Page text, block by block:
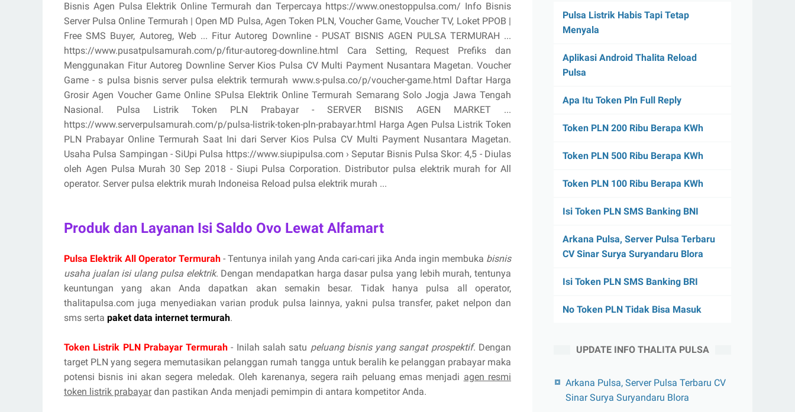
Bisnis Agen Pulsa Elektrik Online Termurah dan Terpercaya https://www.onestoppulsa.com/ Info Bisnis
Server Pulsa Online Termurah | Open MD Pulsa, Agen Token PLN, Voucher Game, Voucher TV, Loket PPOB |
Free SMS Buyer, Autoreg, Web ... Fitur Autoreg Downline - PUSAT BISNIS AGEN PULSA TERMURAH ...
https://www.pusatpulsamurah.com/p/fitur-autoreg-downline.html Cara Setting, Request Prefiks dan
Menggunakan Fitur Autoreg Downline Server Kios Pulsa CV Multi Payment Nusantara Magetan. Voucher
Game - s pulsa bisnis server pulsa elektrik termurah www.s-pulsa.co/p/voucher-game.html Daftar Harga
Grosir Agen Voucher Game Online SPulsa Elektrik Online Termurah Semarang Solo Jogja Jawa Tengah
Nasional. Pulsa Listrik Token PLN Prabayar - SERVER BISNIS AGEN MARKET ...
https://www.serverpulsamurah.com/p/pulsa-listrik-token-pln-prabayar.html Harga Agen Pulsa Listrik Token
PLN Prabayar Online Termurah Saat Ini dari Server Kios Pulsa CV Multi Payment Nusantara Magetan.
Usaha Pulsa Sampingan - SiUpi Pulsa https://www.siupipulsa.com › Seputar Bisnis Pulsa Skor: 4,5 - ‎Diulas
oleh Agen Pulsa Murah 30 Sep 2018 - Siupi Pulsa Corporation. Distributor pulsa elektrik murah for All
operator. Server pulsa elektrik murah Indoneisa Reload pulsa elektrik murah ...
Produk dan Layanan Isi Saldo Ovo Lewat Alfamart
Pulsa Elektrik All Operator Termurah - Tentunya inilah yang Anda cari-cari jika Anda ingin membuka bisnis
usaha jualan isi ulang pulsa elektrik. Dengan mendapatkan harga dasar pulsa yang lebih murah, tentunya
keuntungan yang akan Anda dapatkan akan semakin besar. Tidak hanya pulsa all operator,
thalitapulsa.com juga menyediakan varian produk pulsa lainnya, yakni pulsa transfer, paket nelpon dan
sms serta paket data internet termurah.
Token Listrik PLN Prabayar Termurah - Inilah salah satu peluang bisnis yang sangat prospektif. Dengan
target PLN yang segera memutasikan pelanggan rumah tangga untuk beralih ke pelanggan prabayar maka
potensi bisnis ini akan segera meledak. Oleh karenanya, segera raih peluang emas menjadi agen resmi
token listrik prabayardan pastikan Anda menjadi pemimpin di antara kompetitor Anda.
Pulsa Listrik Habis Tapi Tetap
Menyala
Aplikasi Android Thalita Reload
Pulsa
Apa Itu Token Pln Full Reply
Token PLN 200 Ribu Berapa KWh
Token PLN 500 Ribu Berapa KWh
Token PLN 100 Ribu Berapa KWh
Isi Token PLN SMS Banking BNI
Arkana Pulsa, Server Pulsa Terbaru
CV Sinar Surya Suryandaru Blora
Isi Token PLN SMS Banking BRI
No Token PLN Tidak Bisa Masuk
UPDATE INFO THALITA PULSA
Arkana Pulsa, Server Pulsa Terbaru CV
Sinar Surya Suryandaru Blora